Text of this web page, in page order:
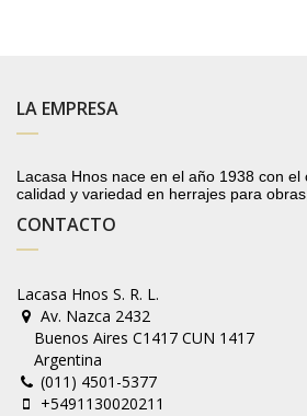
LA EMPRESA
Lacasa Hnos nace en el año 1938 con el
calidad y variedad en herrajes para
CONTACTO
Lacasa Hnos S. R. L.
Av. Nazca 2432
Buenos Aires C1417 CUN 1417
Argentina
(011) 4501-5377
+5491130020211